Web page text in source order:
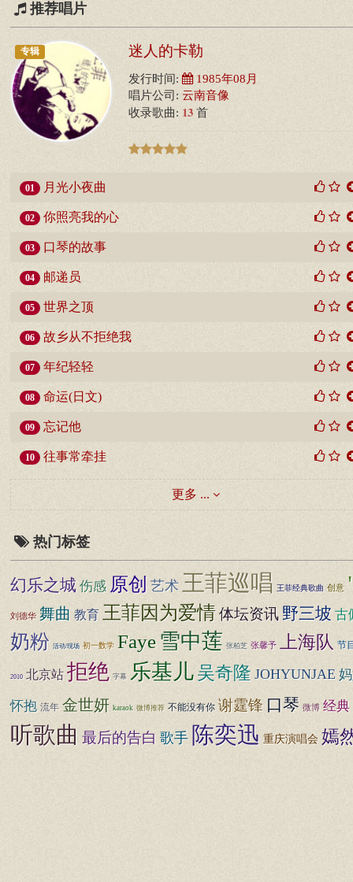
推荐唱片
专辑 迷人的卡勒
发行时间: 1985年08月
唱片公司: 云南音像
收录歌曲: 13 首
01 月光小夜曲
02 你照亮我的心
03 口琴的故事
04 邮递员
05 世界之顶
06 故乡从不拒绝我
07 年纪轻轻
08 命运(日文)
09 忘记他
10 往事常牵挂
更多 ...
热门标签
幻乐之城 伤感 原创 艺术 王菲巡唱 王菲经典歌曲 创意
刘德华 舞曲 教育 王菲因为爱情体坛资讯 野三坡 古
奶粉 活动/现场 初一数学 Faye 雪中莲 张柏芝 张馨予 上海队 节
2010 北京站 拒绝 字幕 乐基儿 吴奇隆 JOHYUNJAE
怀抱 流年 金世妍 karaok 微博推荐 不能没有你 谢霆锋 口琴 微博 经典
听歌曲 最后的告白 歌手 陈奕迅 重庆演唱会 嫣